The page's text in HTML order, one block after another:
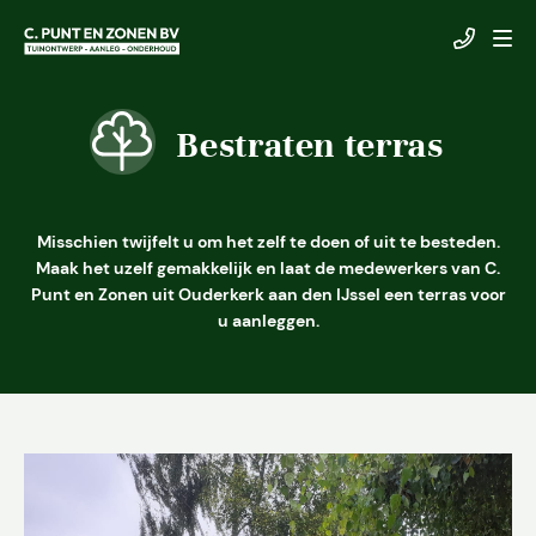
Bestraten terras
Misschien twijfelt u om het zelf te doen of uit te besteden.
Maak het uzelf gemakkelijk en laat de medewerkers van C.
Punt en Zonen uit Ouderkerk aan den IJssel een terras voor
u aanleggen.